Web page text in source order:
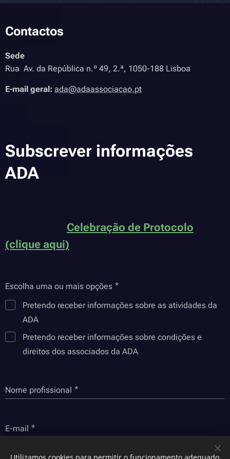
Contactos
Sede
Rua Av. da República n.º 49, 2.ª, 1050-188 Lisboa
E-mail geral: ada@adaassociacao.pt
Subscrever informações
ADA
Celebração de Protocolo
(clique aqui)
Escolha uma ou mais opções
Pretendo receber informações sobre as atividades da
ADA
Pretendo receber informações sobre condições e
direitos dos associados da ADA
Nome profissional
E-mail